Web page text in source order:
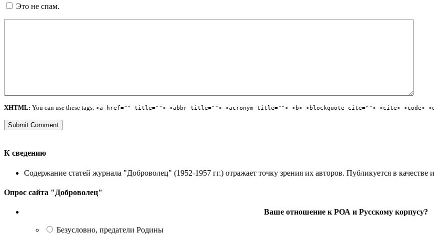
Это не спам.
XHTML: You can use these tags: <a href="" title=""> <abbr title=""> <acronym title=""> <b> <blockquote cite=""> <cite> <code>
К сведению
Содержание статей журнала "Доброволец" (1952-1957 гг.) отражает точку зрения их авторов. Публикуется в качестве
Опрос сайта "Доброволец"
Ваше отношение к РОА и Русскому корпусу?
Безусловно, предатели Родины